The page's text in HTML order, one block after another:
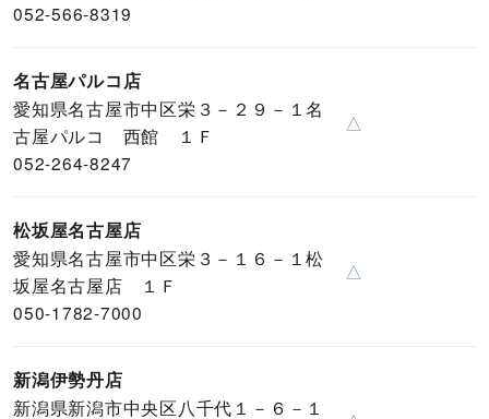
052-566-8319
名古屋パルコ店
愛知県名古屋市中区栄３－２９－１名
古屋パルコ 西館 １Ｆ
052-264-8247
△
松坂屋名古屋店
愛知県名古屋市中区栄３－１６－１松
坂屋名古屋店 １Ｆ
050-1782-7000
△
新潟伊勢丹店
新潟県新潟市中央区八千代１－６－１